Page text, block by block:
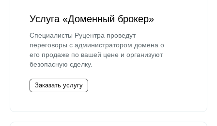
Услуга «Доменный брокер»
Специалисты Руцентра проведут
переговоры с администратором домена о
его продаже по вашей цене и организуют
безопасную сделку.
Заказать услугу